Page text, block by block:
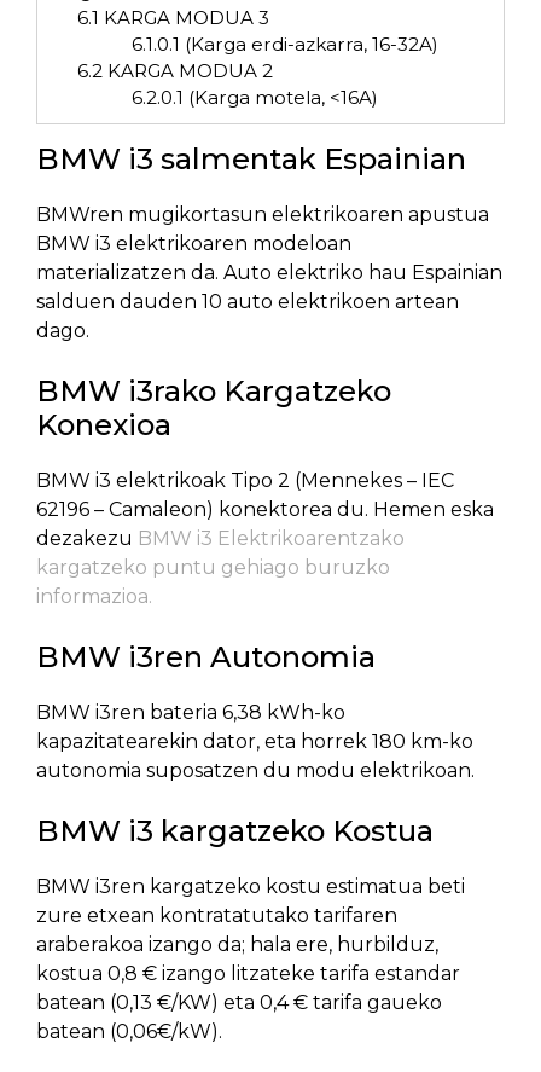
6.1 KARGA MODUA 3
6.1.0.1 (Karga erdi-azkarra, 16-32A)
6.2KARGA MODUA 2
6.2.0.1 (Karga motela, <16A)
BMW i3 salmentak Espainian
BMWren mugikortasun elektrikoaren apustua
BMW i3 elektrikoaren modeloan
materializatzen da. Auto elektriko hau Espainian
salduen dauden 10 auto elektrikoen artean
dago.
BMW i3rako Kargatzeko
Konexioa
BMW i3 elektrikoak Tipo 2 (Mennekes – IEC
62196 – Camaleon) konektorea du. Hemen eska
dezakezu BMW i3 Elektrikoarentzako
kargatzeko puntu gehiago buruzko
informazioa.
BMW i3ren Autonomia
BMW i3ren bateria 6,38 kWh-ko
kapazitatearekin dator, eta horrek 180 km-ko
autonomia suposatzen du modu elektrikoan.
BMW i3 kargatzeko Kostua
BMW i3ren kargatzeko kostu estimatua beti
zure etxean kontratatutako tarifaren
araberakoa izango da; hala ere, hurbilduz,
kostua 0,8 € izango litzateke tarifa estandar
batean (0,13 €/KW) eta 0,4 € tarifa gaueko
batean (0,06€/kW).